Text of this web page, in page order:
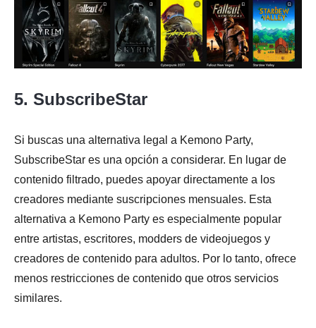
5. SubscribeStar
Si buscas una alternativa legal a Kemono Party,
SubscribeStar es una opción a considerar. En lugar de
contenido filtrado, puedes apoyar directamente a los
creadores mediante suscripciones mensuales. Esta
alternativa a Kemono Party es especialmente popular
entre artistas, escritores, modders de videojuegos y
creadores de contenido para adultos. Por lo tanto, ofrece
menos restricciones de contenido que otros servicios
similares.